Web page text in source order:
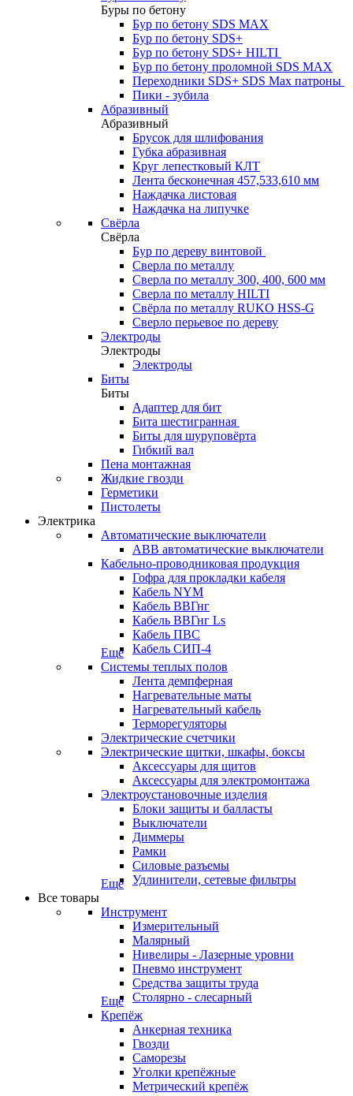
Буры по бетону
Бур по бетону SDS MAX
Бур по бетону SDS+
Бур по бетону SDS+ HILTI
Бур по бетону проломной SDS MAX
Переходники SDS+ SDS Max патроны
Пики - зубила
Абразивный
Абразивный
Брусок для шлифования
Губка абразивная
Круг лепестковый КЛТ
Лента бесконечная 457,533,610 мм
Наждачка листовая
Наждачка на липучке
Свёрла
Свёрла
Бур по дереву винтовой
Сверла по металлу
Сверла по металлу 300, 400, 600 мм
Сверла по металлу HILTI
Свёрла по металлу RUKO HSS-G
Сверло перьевое по дереву
Электроды
Электроды
Электроды
Биты
Биты
Адаптер для бит
Бита шестигранная
Биты для шуруповёрта
Гибкий вал
Пена монтажная
Жидкие гвозди
Герметики
Пистолеты
Электрика
Автоматические выключатели
ABB автоматические выключатели
Кабельно-проводниковая продукция
Гофра для прокладки кабеля
Кабель NYM
Кабель ВВГнг
Кабель ВВГнг Ls
Кабель ПВС
Кабель СИП-4
Еще
Системы теплых полов
Лента демпферная
Нагревательные маты
Нагревательный кабель
Терморегуляторы
Электрические счетчики
Электрические щитки, шкафы, боксы
Аксессуары для щитов
Аксессуары для электромонтажа
Электроустановочные изделия
Блоки защиты и балласты
Выключатели
Диммеры
Рамки
Силовые разъемы
Удлинители, сетевые фильтры
Еще
Все товары
Инструмент
Измерительный
Малярный
Нивелиры - Лазерные уровни
Пневмо инструмент
Средства защиты труда
Столярно - слесарный
Еще
Крепёж
Анкерная техника
Гвозди
Саморезы
Уголки крепёжные
Метрический крепёж